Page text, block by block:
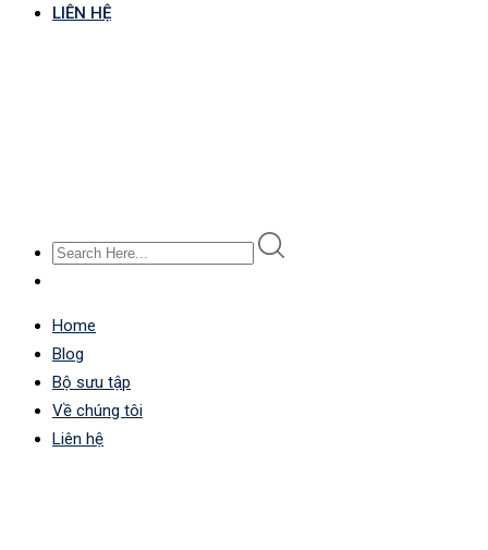
LIÊN HỆ
Home
Blog
Bộ sưu tập
Về chúng tôi
Liên hệ